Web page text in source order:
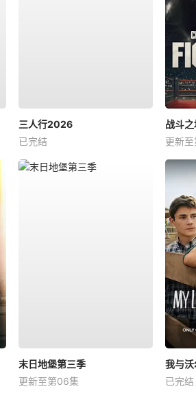
三人行2026
已完结
战斗之
更新
末日地堡第三季
更新至第06集
我与
已完结